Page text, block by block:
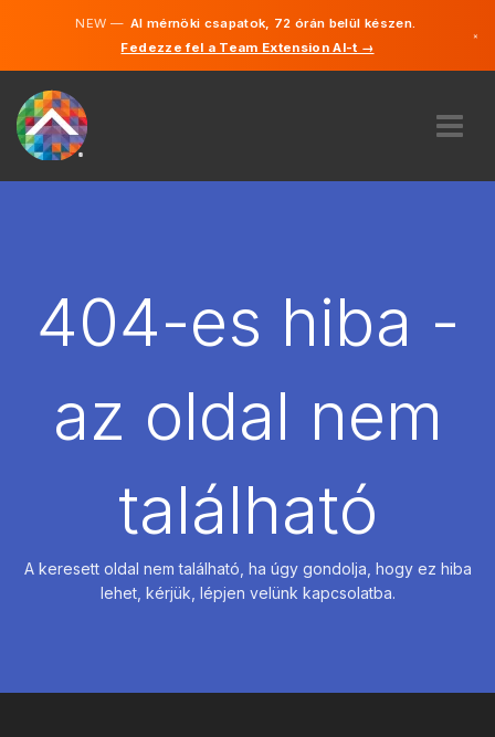
NEW —AI mérnöki csapatok, 72 órán belül készen.
Fedezze fel a Team Extension AI-t →
×
BÉREL
404-es hiba -
az oldal nem
található
A keresett oldal nem található, ha úgy gondolja, hogy ez hiba
lehet, kérjük, lépjen velünk kapcsolatba.